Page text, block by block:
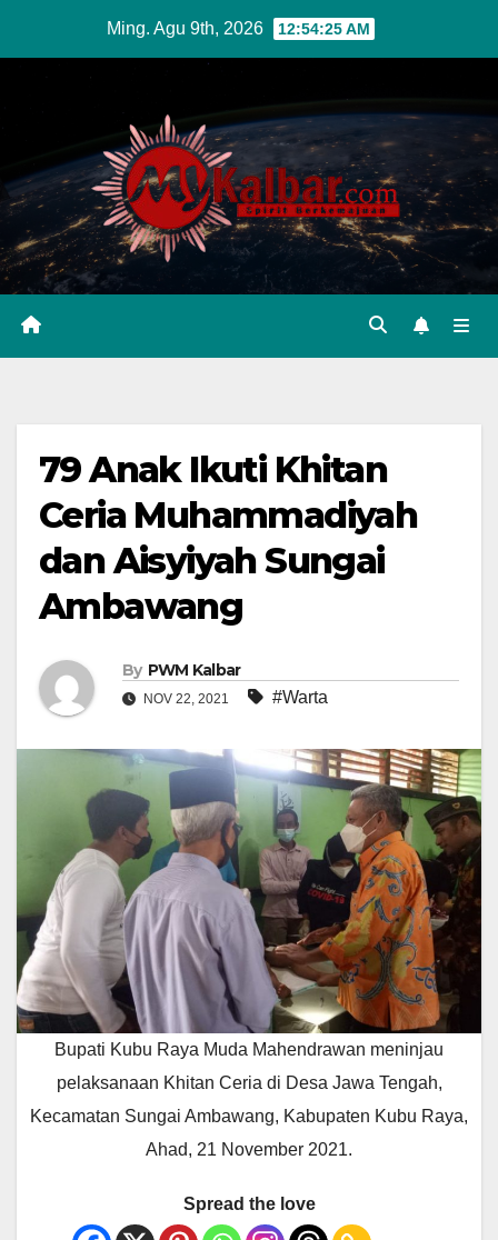
Ming. Agu 9th, 2026 12:54:26 AM
79 Anak Ikuti Khitan
Ceria Muhammadiyah
dan Aisyiyah Sungai
Ambawang
By PWM Kalbar
NOV 22, 2021 #Warta
Bupati Kubu Raya Muda Mahendrawan meninjau
pelaksanaan Khitan Ceria di Desa Jawa Tengah,
Kecamatan Sungai Ambawang, Kabupaten Kubu Raya,
Ahad, 21 November 2021.
Spread the love